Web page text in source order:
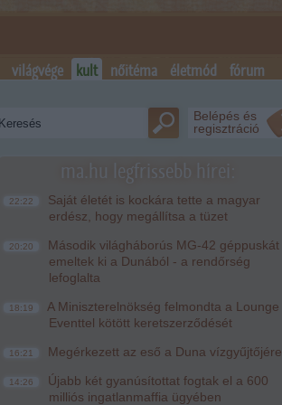
világvége kult nőitéma életmód fórum
Belépés és
regisztráció
ma.hu legfrissebb hírei:
22:22
Saját életét is kockára tette a magyar
erdész, hogy megállítsa a tüzet
20:20
Második világháborús MG-42 géppuskát
emeltek ki a Dunából - a rendőrség
lefoglalta
18:19
A Miniszterelnökség felmondta a Lounge
Eventtel kötött keretszerződését
16:21 Megérkezett az eső a Duna vízgyűjtőjére
14:26
Újabb két gyanúsítottat fogtak el a 600
milliós ingatlanmaffia ügyében